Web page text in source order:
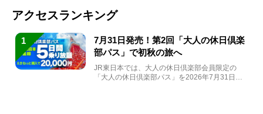
アクセスランキング
1
7月31日発売！第2回「大人の休日倶楽
部パス」で初秋の旅へ
JR東日本では、大人の休日倶楽部会員限定の
「大人の休日倶楽部パス」を2026年7月31日